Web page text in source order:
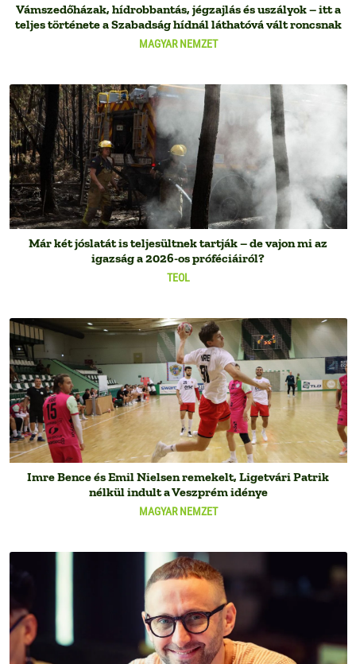
MAGYAR NEMZET
Vámszedőházak, hídrobbantás, jégzajlás és uszályok – itt a
teljes története a Szabadság hídnál láthatóvá vált roncsnak
TEOL
Már két jóslatát is teljesültnek tartják – de vajon mi az
igazság a 2026-os próféciáiról?
MAGYAR NEMZET
Imre Bence és Emil Nielsen remekelt, Ligetvári Patrik
nélkül indult a Veszprém idénye